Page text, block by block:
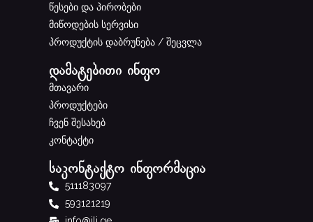
წესები და პირობები
მიწოდების სერვისი
პროდუქტის დაბრუნება / შეცვლა
დამატებითი ინფო
მთავარი
პროდუქტები
ჩვენ შესახებ
კონტაქტი
საკონტაქტო ინფორმაცია
511183097
593121219